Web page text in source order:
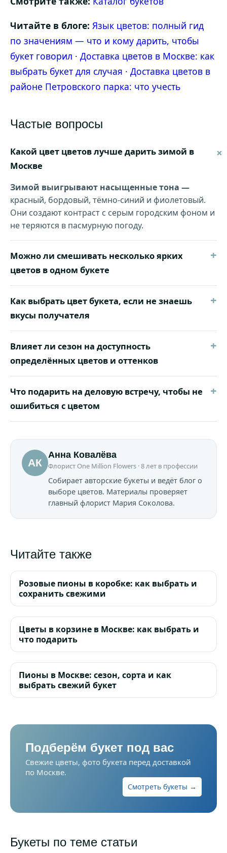
Читайте в блоге: Язык цветов: полный гид
по значениям — что и кому дарить, чтобы
букет говорил · Доставка цветов в Москве: как
выбрать букет для случая · Доставка цветов в
районе Петровского парка: что учесть
Частые вопросы
Какой цвет цветов лучше дарить зимой в
Москве
+
Зимой выигрывают насыщенные тона —
красный, бордовый, тёмно-синий и фиолетовый.
Они создают контраст с серым городским фоном и
не теряются в пасмурную погоду.
Можно ли смешивать несколько ярких
цветов в одном букете
+
Как выбрать цвет букета, если не знаешь
вкусы получателя
+
Влияет ли сезон на доступность
определённых цветов и оттенков
+
Что подарить на деловую встречу, чтобы не
ошибиться с цветом
+
АК
Анна Ковалёва
Флорист One Million Flowers · 8 лет в профессии
Собирает авторские букеты и ведёт блог о
выборе цветов. Материалы проверяет
главный флорист Мария Соколова.
Читайте также
Розовые пионы в коробке: как выбрать и
сохранить свежими
Цветы в корзине в Москве: как выбрать и
что подарить
Пионы в Москве: сезон, сорта и как
выбрать свежий букет
Подберём букет под вас
Свежие цветы, фото букета перед доставкой
по Москве.
Смотреть букеты →
Букеты по теме статьи